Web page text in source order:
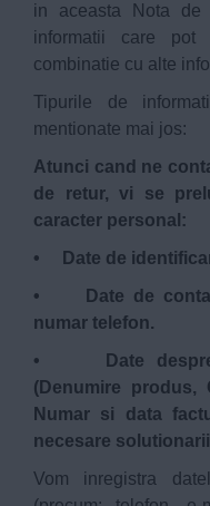
in aceasta Nota de
informatii care
combinatie cu alte
Tipurile de
mentionate mai jos:
Atunci cand ne
de retur, vi se
caracter personal:
• Date de
• Date de
numar telefon.
• Date despre
(Denumire produs,
Numar si data
necesare
Vom inregistra